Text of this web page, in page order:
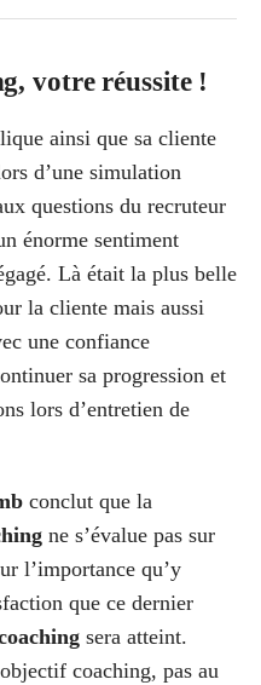
votre réussite !
ainsi que sa cliente
d’une simulation
questions du recruteur
énorme sentiment
Là était la plus belle
la cliente mais aussi
une confiance
sa progression et
lors d’entretien de
conclut que la
ne s’évalue pas sur
l’importance qu’y
que ce dernier
sera atteint.
coaching, pas au